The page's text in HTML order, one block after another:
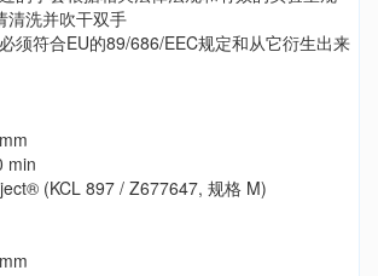
清洗并吹干双手
须符合EU的89/686/EEC规定和从它衍生出来
min
(KCL 897 / Z677647, 规格 M)